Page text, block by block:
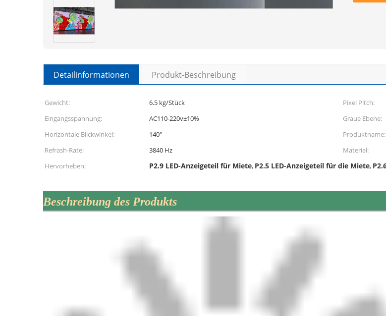
Detailinformationen Produkt-Beschreibung
Gewicht: 6.5 kg/Stück Pixel Pitch:
Eingangsspannung:
AC110-220v±10% Graue Ebene:
Horizontale Blickwinkel:
140° Produktname:
Refrash-Rate:
3840 Hz Material:
Hervorheben:
P2.9 LED-Anzeigeteil für Miete, P2.5 LED-Anzeigeteil für die Miete,
Beschreibung des Produkts